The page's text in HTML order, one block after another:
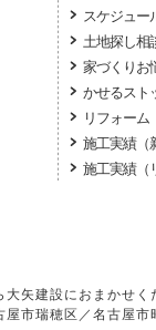
スケジュー
土地探し相
家づくりお
かせるスト
リフォーム
施工実績（
施工実績（
矢建設におまかせく
市瑞穂区／名古屋